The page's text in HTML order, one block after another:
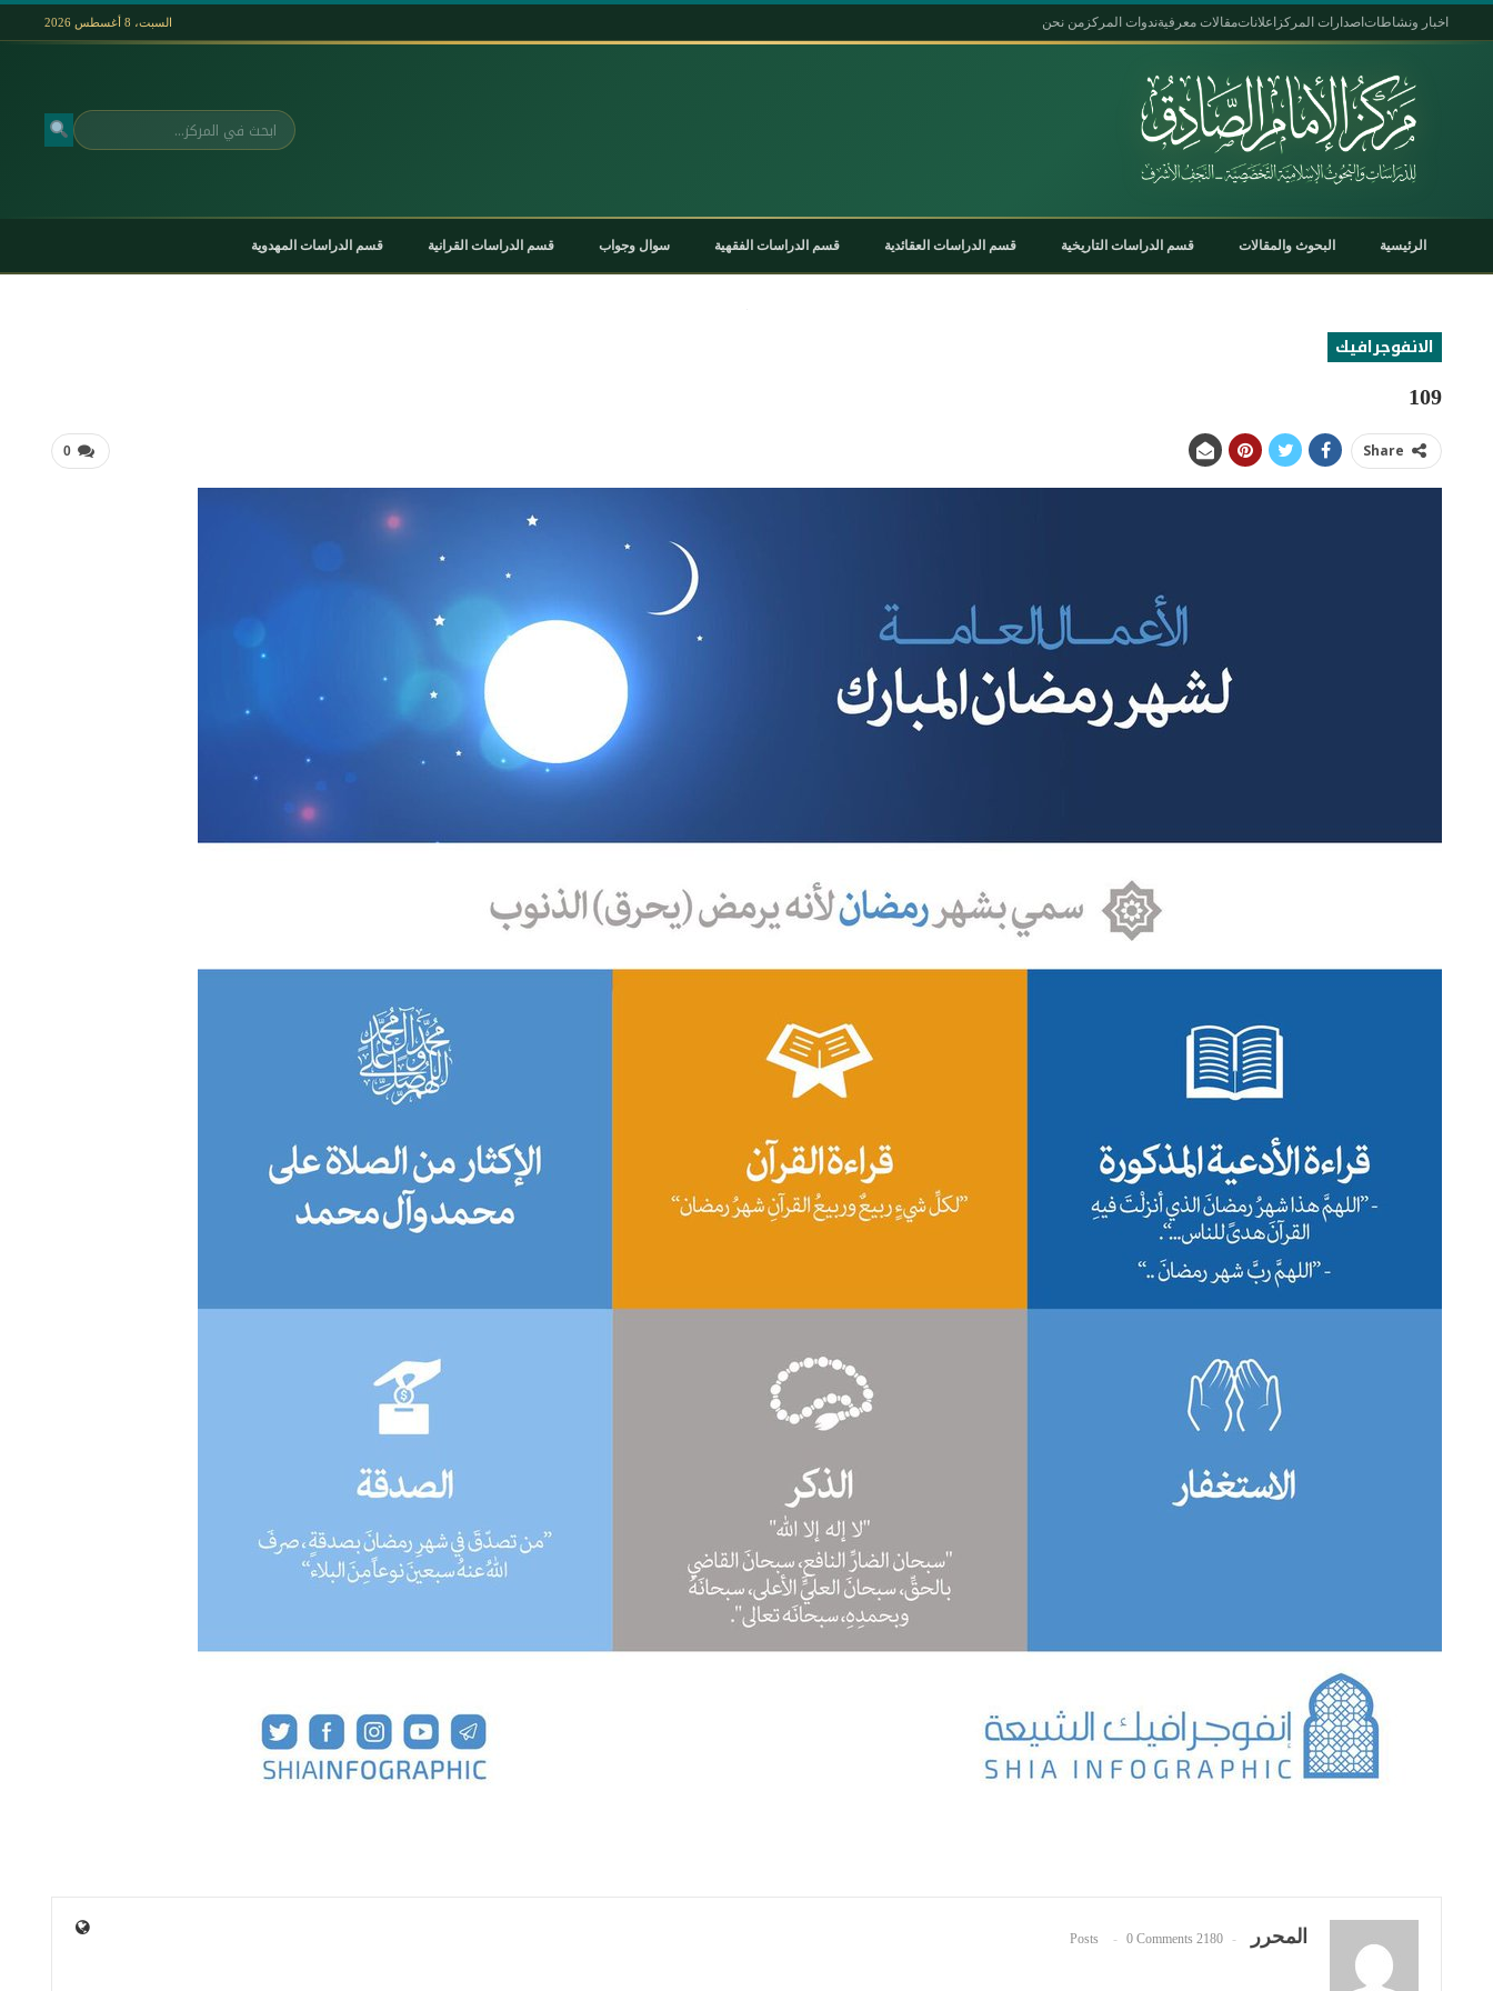
اخبار ونشاطات اصدارات المركز اعلاناتمقالات معرفيةندوات المركز من نحن السبت، 8 أغسطس 2026
بحث
الرئيسية البحوث والمقالات قسم الدراسات التاريخية قسم الدراسات العقائدية قسم الدراسات الفقهية سوال وجواب قسم الدراسات القرانية قسم الدراسات المهدوية
الانفوجرافيك
109
0 Share
المحرر 2180 Posts
0 Comments